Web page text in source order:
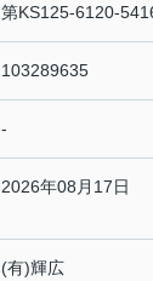
第KS125-6120-
103289635
-
2026年08月17日
(有)輝広